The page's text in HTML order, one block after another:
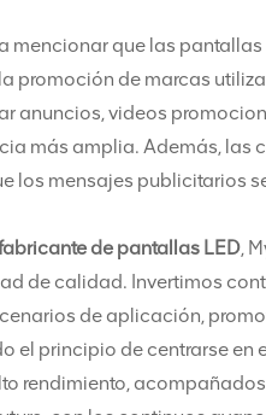
mencionar que las
promoción de marcas
anuncios, videos
más amplia. Además, las
los mensajes publicitarios
de pantallas LED,
de calidad. Invertimos
de aplicación,
el principio de centrarse en
rendimiento,